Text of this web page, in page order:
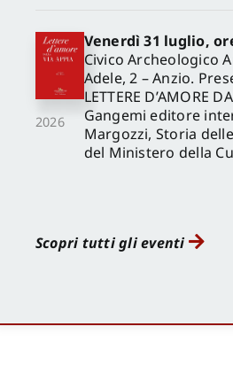
2026
Venerdì 31 luglio,
Civico Archeologico
Adele, 2 – Anzio.
LETTERE D’AMORE
Gangemi editore
Margozzi, Storia
del Ministero della
Scopri tutti gli eventi